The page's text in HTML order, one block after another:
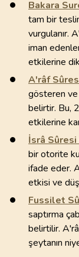
Bakara
tam bir
vurgulanır.
iman
etkilerine
A'râf
gösteren ve
belirtir. Bu,
etkilerine
İsrâ Sûresi
bir otorite
ifade eder.
etkisi ve
Fussilet
saptırma
belirtilir.
şeytanın